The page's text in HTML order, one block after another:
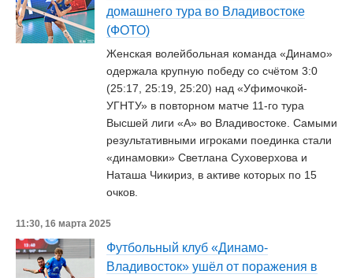
домашнего тура во Владивостоке
(ФОТО)
Женская волейбольная команда «Динамо»
одержала крупную победу со счётом 3:0
(25:17, 25:19, 25:20) над «Уфимочкой-
УГНТУ» в повторном матче 11-го тура
Высшей лиги «А» во Владивостоке. Самыми
результативными игроками поединка стали
«динамовки» Светлана Суховерхова и
Наташа Чикириз, в активе которых по 15
очков.
11:30, 16 марта 2025
Футбольный клуб «Динамо-
Владивосток» ушёл от поражения в